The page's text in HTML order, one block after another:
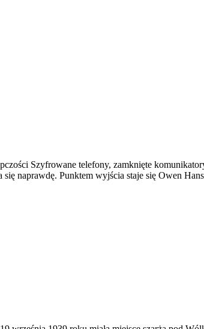
Szyfrowane telefony, zamknięte
naprawdę. Punktem wyjścia staje się Owen